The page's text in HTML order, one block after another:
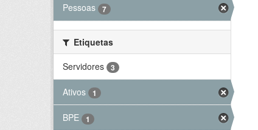
Pessoas
7
Etiquetas
Servidores
3
Ativos 1
BPE 1